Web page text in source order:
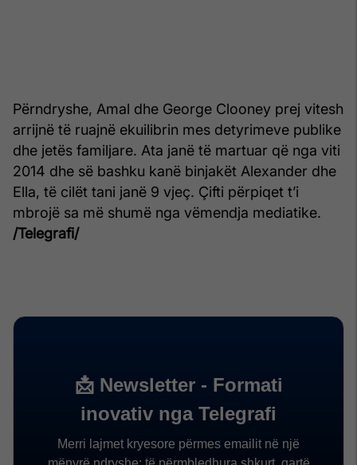
Përndryshe, Amal dhe George Clooney prej vitesh
arrijnë të ruajnë ekuilibrin mes detyrimeve publike
dhe jetës familjare. Ata janë të martuar që nga viti
2014 dhe së bashku kanë binjakët Alexander dhe
Ella, të cilët tani janë 9 vjeç. Çifti përpiqet t’i
mbrojë sa më shumë nga vëmendja mediatike.
/Telegrafi/